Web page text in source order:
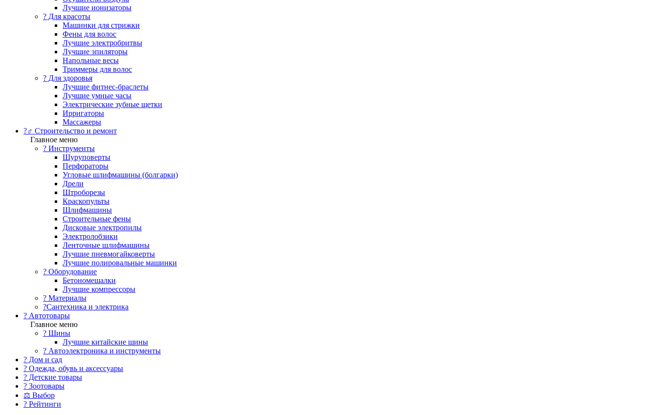
Лучшие ионизаторы
? Для красоты
Машинки для стрижки
Фены для волос
Лучшие электробритвы
Лучшие эпиляторы
Напольные весы
Триммеры для волос
? Для здоровья
Лучшие фитнес-браслеты
Лучшие умные часы
Электрические зубные щетки
Ирригаторы
Массажеры
?‍♂️ Строительство и ремонт
Главное меню
?️ Инструменты
Шуруповерты
Перфораторы
Угловые шлифмашины (болгарки)
Дрели
Штроборезы
Краскопульты
Шлифмашины
Строительные фены
Дисковые электропилы
Электролобзики
Ленточные шлифмашины
Лучшие пневмогайковерты
Лучшие полировальные машинки
?️ Оборудование
Бетономешалки
Лучшие компрессоры
? Материалы
?Сантехника и электрика
? Автотовары
Главное меню
? Шины
Лучшие китайские шины
? Автоэлектроника и инструменты
? Дом и сад
? Одежда, обувь и аксессуары
? Детские товары
? Зоотовары
⚖ Выбор
? Рейтинги